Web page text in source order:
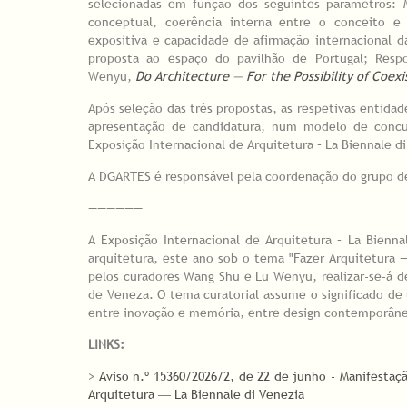
selecionadas em função dos seguintes
conceptual, coerência interna entre o conceito e
expositiva e capacidade de afirmação internacional
proposta ao espaço do pavilhão de Portugal;
Wenyu, Do Architecture — For the Possibility of
Após seleção das três propostas, as respetivas
apresentação de candidatura, num modelo de
Exposição Internacional de Arquitetura – La Biennale
A DGARTES é responsável pela coordenação do grupo
——————
A Exposição Internacional de Arquitetura – La
arquitetura, este ano sob o tema "Fazer Arquitetura
pelos curadores Wang Shu e Lu Wenyu, realizar-se-
de Veneza. O tema curatorial assume o significado
entre inovação e memória, entre design
LINKS:
> Aviso n.º 15360/2026/2, de 22 de junho -
Arquitetura ― La Biennale di Venezia